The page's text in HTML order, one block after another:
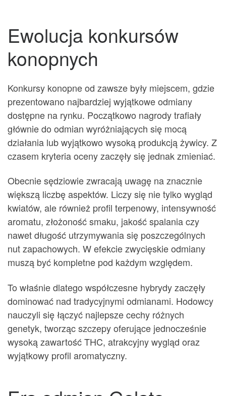
Ewolucja konkursów
konopnych
Konkursy konopne od zawsze były miejscem, gdzie
prezentowano najbardziej wyjątkowe odmiany
dostępne na rynku. Początkowo nagrody trafiały
głównie do odmian wyróżniających się mocą
działania lub wyjątkowo wysoką produkcją żywicy. Z
czasem kryteria oceny zaczęły się jednak zmieniać.
Obecnie sędziowie zwracają uwagę na znacznie
większą liczbę aspektów. Liczy się nie tylko wygląd
kwiatów, ale również profil terpenowy, intensywność
aromatu, złożoność smaku, jakość spalania czy
nawet długość utrzymywania się poszczególnych
nut zapachowych. W efekcie zwycięskie odmiany
muszą być kompletne pod każdym względem.
To właśnie dlatego współczesne hybrydy zaczęły
dominować nad tradycyjnymi odmianami. Hodowcy
nauczyli się łączyć najlepsze cechy różnych
genetyk, tworząc szczepy oferujące jednocześnie
wysoką zawartość THC, atrakcyjny wygląd oraz
wyjątkowy profil aromatyczny.